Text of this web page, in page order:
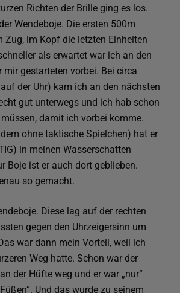
Richten der Brille ging es los.
Wendeboje. Die ersten 500m
Zug, im Kopf die letzten Einheiten
als erwartet war ich an den
mir gestarteten vorbei. Bei circa
der Uhr) kam ich an den nächsten
gut unterwegs und ich hab schon
damit ich vorbei komme.
ohne taktische Spielchen) hat er
in meinen Wasserschatten
Boje ist er auch dort geblieben.
so gemacht.
Diese lag auf der rechten
gegen den Uhrzeigersinn um
war dann mein Vorteil, weil ich
Weg hatte. Schon war der
der Hüfte weg und er war „nur“
Und das wurde zu seinem